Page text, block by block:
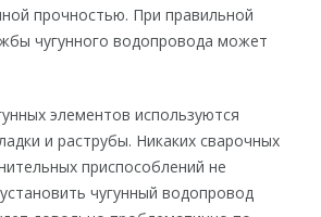
прочностью. При правильной
чугунного водопровода может
элементов используются
и раструбы. Никаких сварочных
приспособлений не
чугунный водопровод